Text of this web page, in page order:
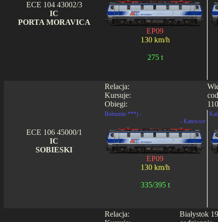
ECE 104 43002/3
IC
PORTA MORAVICA
EP09
130 km/h
275 t
Relacja:
Kursuje:
Obiegi:
ECE 106 45000/1
IC
SOBIESKI
Bohumin ***) -
- Katowice
EP09
130 km/h
335/395 t
Relacja:
Białystok